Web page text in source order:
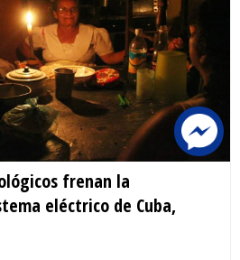
frenan la
eléctrico de Cuba,